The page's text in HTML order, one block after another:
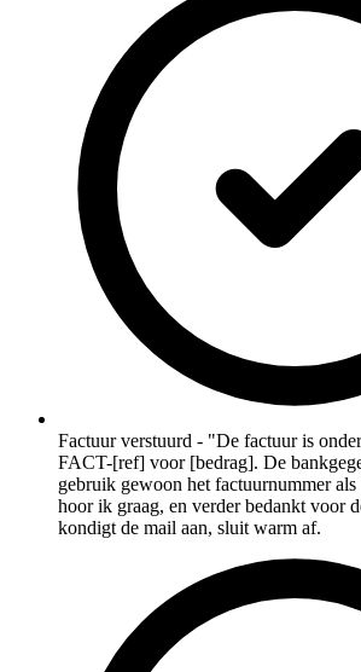
Factuur verstuurd - "De factuur is
FACT-[ref] voor [bedrag]. De
gebruik gewoon het factuurnummer
hoor ik graag, en verder bedankt voor
kondigt de mail aan, sluit warm af.